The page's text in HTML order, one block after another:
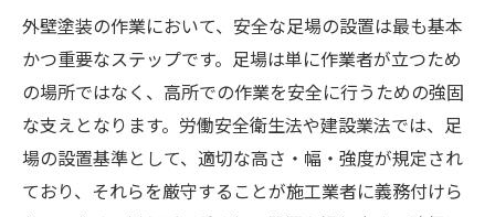
安全な足場で作業効率アップ！外壁塗装現場の
ベストプラクティス
足場安全基準がもたらす未来：作業者の命を守
るために私たちができること
外壁塗装の足場安全基準まとめ：安心して作業
を進めるための最終チェックガイド
外壁塗装の作業において、安全な足場の設置は最も基本
かつ重要なステップです。足場は単に作業者が立つため
の場所ではなく、高所での作業を安全に行うための強固
な支えとなります。労働安全衛生法や建設業法では、足
場の設置基準として、適切な高さ・幅・強度が規定され
ており、それらを厳守することが施工業者に義務付けら